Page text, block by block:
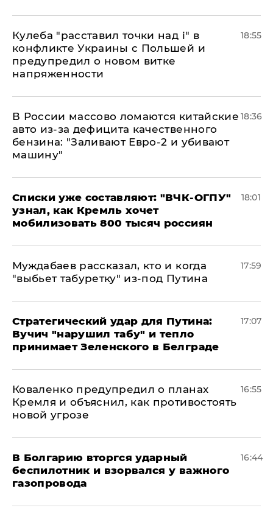
Кулеба "расставил точки над і" в
конфликте Украины с Польшей и
предупредил о новом витке
напряженности
18:55
В России массово ломаются китайские
авто из-за дефицита качественного
бензина: "Заливают Евро-2 и убивают
машину"
18:36
Списки уже составляют: "ВЧК-ОГПУ"
узнал, как Кремль хочет
мобилизовать 800 тысяч россиян
18:01
Муждабаев рассказал, кто и когда
"выбьет табуретку" из-под Путина
17:59
Стратегический удар для Путина:
Вучич "нарушил табу" и тепло
принимает Зеленского в Белграде
17:07
Коваленко предупредил о планах
Кремля и объяснил, как противостоять
новой угрозе
16:55
В Болгарию вторгся ударный
беспилотник и взорвался у важного
газопровода
16:44